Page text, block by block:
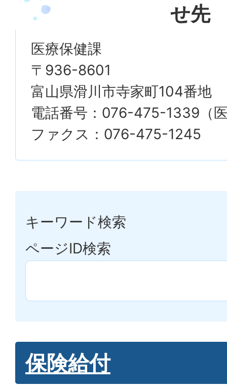
せ先
医療保健課
〒936-8601
富山県滑川市寺家町104番地
電話番号：076-475-1339（
ファクス：076-475-1245
キーワード検索
ページID検索
保険給付